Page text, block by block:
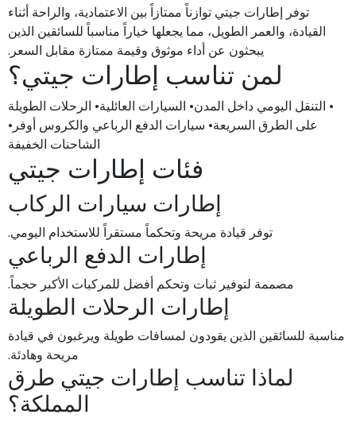
توفر إطارات جيتي توازناً ممتازاً بين الاعتمادية، والراحة أثناء
القيادة، والعمر الطويل، مما يجعلها خياراً مناسباً للسائقين الذين
يبحثون عن أداء موثوق وقيمة ممتازة مقابل السعر.
لمن تناسب إطارات جيتي؟
• التنقل اليومي داخل المدن• السيارات العائلية• الرحلات الطويلة
على الطرق السريعة• سيارات الدفع الرباعي والكروس أوفر•
الشاحنات الخفيفة
فئات إطارات جيتي
إطارات سيارات الركاب
توفر قيادة مريحة وتحكماً مستقراً للاستخدام اليومي.
إطارات الدفع الرباعي
مصممة لتوفير ثبات وتحكم أفضل للمركبات الأكبر حجماً.
إطارات الرحلات الطويلة
مناسبة للسائقين الذين يقودون لمسافات طويلة ويرغبون في قيادة
مريحة وهادئة.
لماذا تناسب إطارات جيتي طرق
المملكة؟